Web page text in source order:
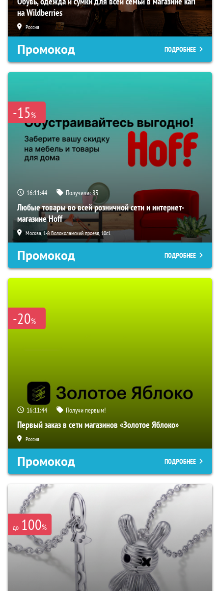
на Wildberries
Россия
Промокод ПОДРОБНЕЕ
-15%
16:11:43 Получили:83
Любые товары во всей розничной сети и интернет-
магазине Hoff
Москва, 1-й Волоколамский проезд, 10с1
Промокод ПОДРОБНЕЕ
-20%
16:11:43 Получи первым!
Первый заказ в сети магазинов «Золотое Яблоко»
Россия
Промокод ПОДРОБНЕЕ
до 100%